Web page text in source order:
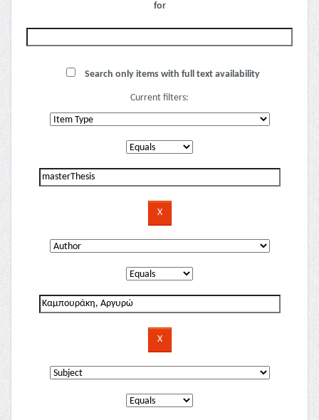
for
Search only items with full text availability
Current filters: